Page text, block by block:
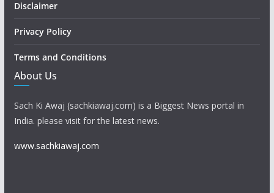
Disclaimer
Privacy Policy
Terms and Conditions
About Us
Sach Ki Awaj (sachkiawaj.com) is a Biggest News portal in
India. please visit for the latest news.
www.sachkiawaj.com